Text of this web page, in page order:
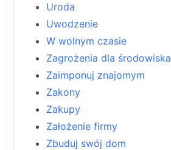
Uroda
Uwodzenie
W wolnym czasie
Zagrożenia dla środowiska
Zaimponuj znajomym
Zakony
Zakupy
Założenie firmy
Zbuduj swój dom